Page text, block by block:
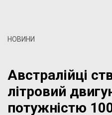
НОВИНИ
Австралійці
літровий
потужністю